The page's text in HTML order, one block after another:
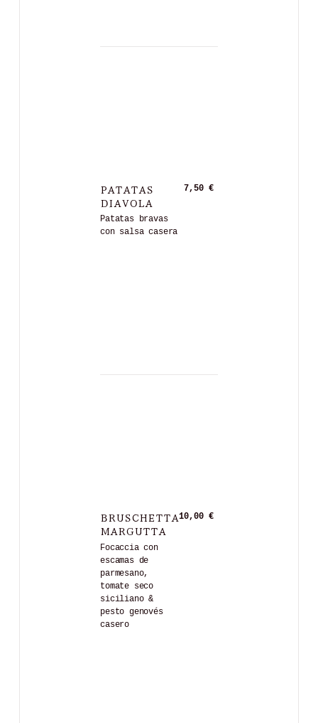
PATATAS
DIAVOLA
Patatas bravas
con salsa casera
7,50 €
BRUSCHETTA
MARGUTTA
Focaccia con
escamas de
parmesano,
tomate seco
siciliano &
pesto genovés
casero
10,00 €